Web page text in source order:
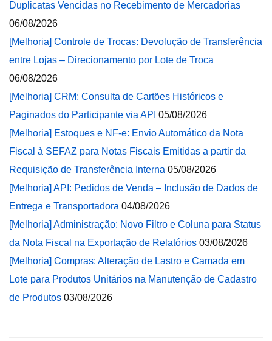
Duplicatas Vencidas no Recebimento de Mercadorias
06/08/2026
[Melhoria] Controle de Trocas: Devolução de Transferência
entre Lojas – Direcionamento por Lote de Troca
06/08/2026
[Melhoria] CRM: Consulta de Cartões Históricos e
Paginados do Participante via API 05/08/2026
[Melhoria] Estoques e NF-e: Envio Automático da Nota
Fiscal à SEFAZ para Notas Fiscais Emitidas a partir da
Requisição de Transferência Interna 05/08/2026
[Melhoria] API: Pedidos de Venda – Inclusão de Dados de
Entrega e Transportadora 04/08/2026
[Melhoria] Administração: Novo Filtro e Coluna para Status
da Nota Fiscal na Exportação de Relatórios 03/08/2026
[Melhoria] Compras: Alteração de Lastro e Camada em
Lote para Produtos Unitários na Manutenção de Cadastro
de Produtos 03/08/2026